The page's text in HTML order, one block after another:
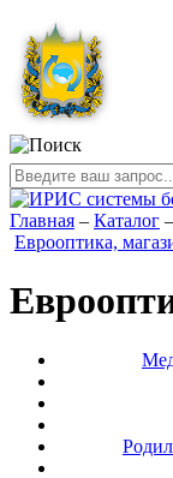
Главная – Каталог –
Еврооптика,